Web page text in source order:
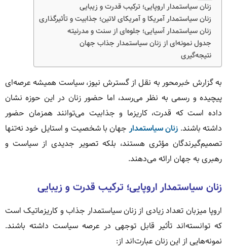
زنان سیاستمدار اروپایی؛ ترکیب قدرت و زیبایی
زنان سیاستمدار آمریکا و آمریکای لاتین؛ جذابیت و تأثیرگذاری
زنان سیاستمدار آسیایی؛ جلوه‌ای از سنت و مدرنیته
جدول نمونه‌ای از زنان سیاستمدار جذاب جهان
نتیجه‌گیری
به گزارش خبرمحور به نقل از گسترش نیوز، سیاست همیشه عرصه‌ای
پیچیده و رسمی به نظر می‌رسد، اما حضور زنان در این حوزه نشان
داده است که قدرت، کاریزما و جذابیت می‌توانند همزمان حضور
داشته باشند. زنان سیاستمدار جهان با شخصیت و استایل خود نه‌تنها
تصمیم‌گیرندگان مؤثری هستند، بلکه تصویر جدیدی از سیاست و
رهبری به جهان ارائه می‌دهند.
زنان سیاستمدار اروپایی؛ ترکیب قدرت و زیبایی
اروپا میزبان تعداد زیادی از زنان سیاستمدار جذاب و کاریزماتیک است
که توانسته‌اند تأثیر قابل توجهی در عرصه سیاست داشته باشند.
نمونه‌هایی از این زنان عبارت‌اند از: